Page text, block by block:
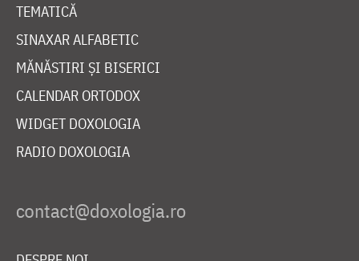
TEMATICĂ
SINAXAR ALFABETIC
MĂNĂSTIRI ȘI BISERICI
CALENDAR ORTODOX
WIDGET DOXOLOGIA
RADIO DOXOLOGIA